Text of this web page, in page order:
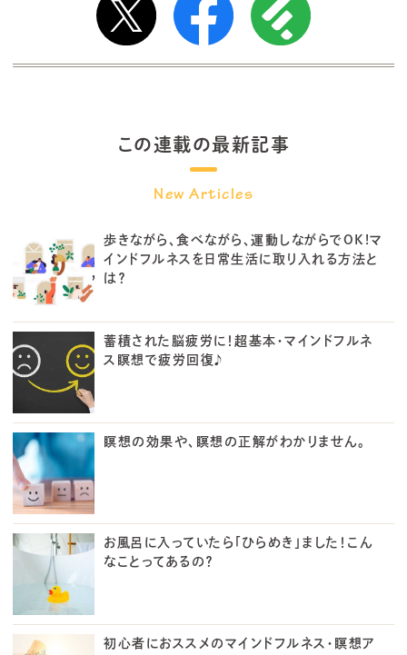
この連載の最新記事
歩きながら、食べながら、運動しながらでOK!マ
インドフルネスを日常生活に取り入れる方法と
は？
蓄積された脳疲労に！超基本・マインドフルネ
ス瞑想で疲労回復♪
瞑想の効果や、瞑想の正解がわかりません。
お風呂に入っていたら「ひらめき」ました！こん
なことってあるの？
初心者におススメのマインドフルネス・瞑想ア